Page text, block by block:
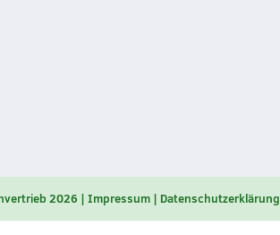
2026 Impressum Datenschutzerklärung